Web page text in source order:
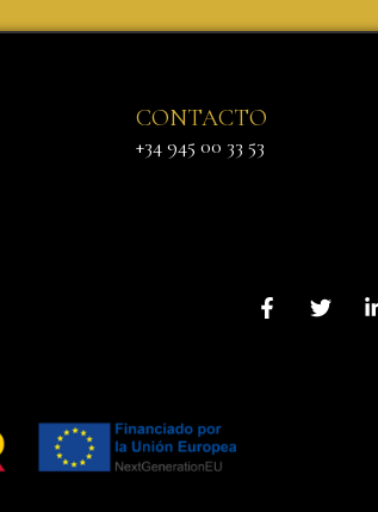
CONTACTO
+34 945 00 33 53